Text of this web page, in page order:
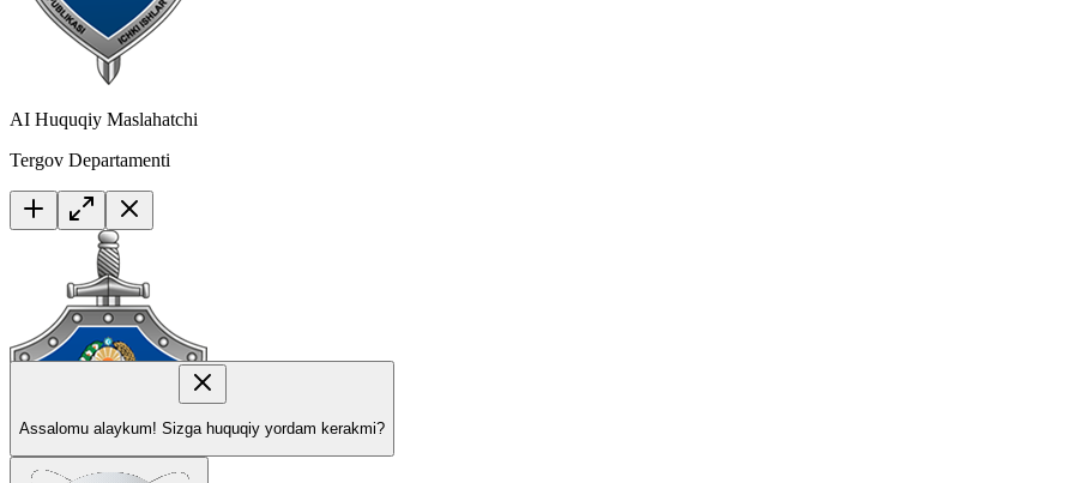
AI Huquqiy Maslahatchi
Tergov Departamenti
Assalomu alaykum! Sizga huquqiy yordam kerakmi?